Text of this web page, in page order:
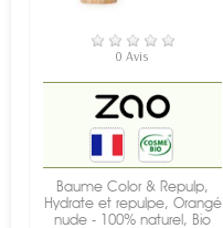
EN STOCK
0 Avis
Baume Color & Repulp,
Hydrate et repulpe, Orangé
nude - 100% naturel, Bio